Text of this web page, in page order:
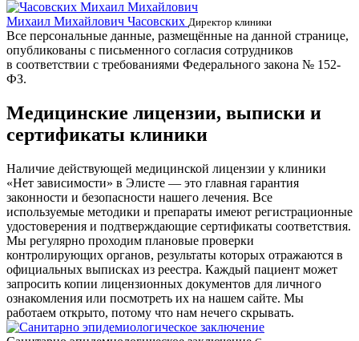
Михаил Михайлович Часовских Директор клиники
Все персональные данные, размещённые на данной странице,
опубликованы с письменного согласия сотрудников
в соответствии с требованиями Федерального закона № 152-
ФЗ.
Медицинские лицензии, выписки и
сертификаты клиники
Наличие действующей медицинской лицензии у клиники
«Нет зависимости» в Элисте — это главная гарантия
законности и безопасности нашего лечения. Все
используемые методики и препараты имеют регистрационные
удостоверения и подтверждающие сертификаты соответствия.
Мы регулярно проходим плановые проверки
контролирующих органов, результаты которых отражаются в
официальных выписках из реестра. Каждый пациент может
запросить копии лицензионных документов для личного
ознакомления или посмотреть их на нашем сайте. Мы
работаем открыто, потому что нам нечего скрывать.